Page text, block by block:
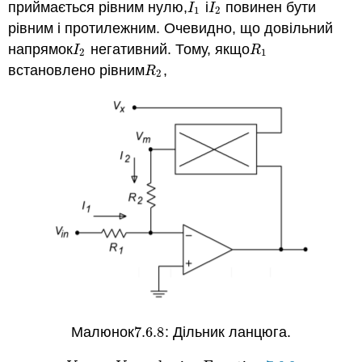
приймається рівним нулю,I1
I1 іI2
I2 повинен бути
рівним і протилежним. Очевидно, що довільний
напрямокI2
I2 негативний. Тому, якщоR1
R1
встановлено рівнимR2
R2 ,
Малюнок7.6.8
7.6.8: Дільник ланцюга.